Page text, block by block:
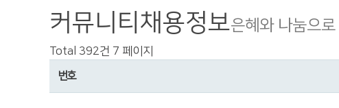
커뮤니티 채용정보은혜와 나눔으
Total 392건 7 페이지
번호